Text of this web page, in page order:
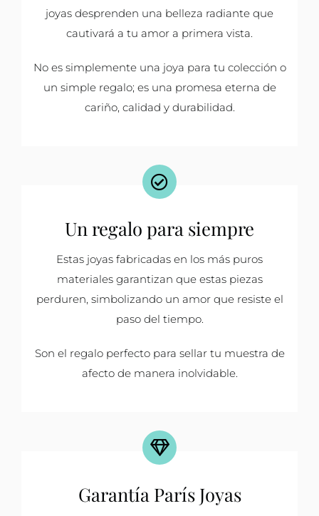
joyas desprenden una belleza radiante que
cautivará a tu amor a primera vista.
No es simplemente una joya para tu colección o
un simple regalo; es una promesa eterna de
cariño, calidad y durabilidad.
Un regalo para siempre
Estas joyas fabricadas en los más puros
materiales garantizan que estas piezas
perduren, simbolizando un amor que resiste el
paso del tiempo.
Son el regalo perfecto para sellar tu muestra de
afecto de manera inolvidable.
Garantía París Joyas